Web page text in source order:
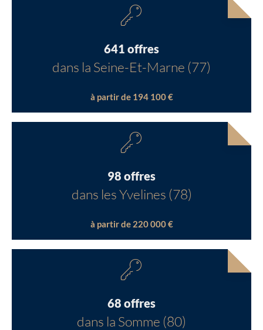
641 offres
dans la Seine-Et-Marne (77)
à partir de 194 100 €
98 offres
dans les Yvelines (78)
à partir de 220 000 €
68 offres
dans la Somme (80)